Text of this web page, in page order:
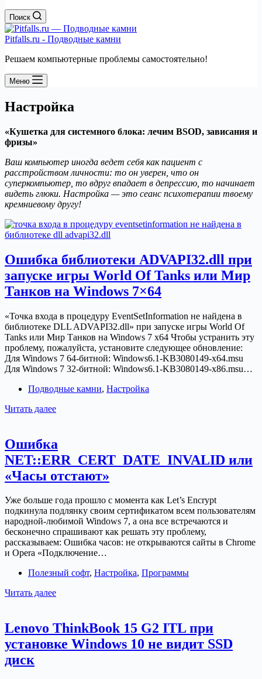
Поиск
Pitfalls.ru - Подводные камни
Решаем компьютерные проблемы самостоятельно!
Меню
Настройка
«Кушетка для системного блока: лечим BSOD, зависания и
фризы»
Ваш компьютер иногда ведет себя как пациент с
расстройством личности: то он уверен, что он
суперкомпьютер, то вдруг впадает в депрессию, то начинает
видеть глюки. Настройка — это сеанс психотерапии твоему
кремниевому другу!
Ошибка библиотеки ADVAPI32.dll при
запуске игры World Of Tanks или Мир
Танков на Windows 7×64
«Точка входа в процедуру EventSetInformation не найдена в
библиотеке DLL ADVAPI32.dll» при запуске игры World Of
Tanks или Мир Танков на Windows 7 x64 Чтобы устранить эту
проблему, пожалуйста, установите следующее обновление:
Для Windows 7 64-битной: Windows6.1-KB3080149-x64.msu
Для Windows 7 32-битной: Windows6.1-KB3080149-x86.msu…
Подводные камни, Настройка
Читать далееОшибка
запуске
игры
Of
или
Мир
Танков
на
Windows
7×64
Ошибка
NET::ERR_CERT_DATE_INVALID или
«Часы отстают»
Уже больше года прошло с момента как Let’s Encrypt
подкинула подлянку своим сертификатом всем пользователям
народной-любимой Windows 7, а она все встречаются и
бесконечно спрашивают как решать эту проблему,
рассказываем: Ошибка часов: не открываются сайты в Chrome
и Opera «Подключение…
Полезный софт, Настройка, Программы
Читать далееОшибка
«Часы
отстают»
Lenovo ThinkBook 15 G2 ITL при
установке Windows 10 не видит SSD
диск